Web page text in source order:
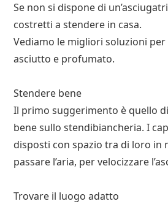
Se non si dispone di
costretti a stendere in casa.
Vediamo le migliori soluzioni
asciutto e profumato.
Stendere bene
Il primo suggerimento è quello
bene sullo stendibiancheria. I
disposti con spazio tra di loro in
passare l’aria, per velocizzare
Trovare il luogo adatto